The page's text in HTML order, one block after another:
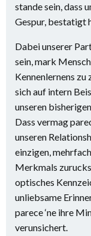
stande sein, dass
Gespur, bestatigt
Dabei unserer
sein, mark
Kennenlernens zu
sich auf intern
unseren
Dass vermag
unseren
einzigen,
Merkmals
optisches
unliebsame
parece ‘ne ihre
verunsichert.